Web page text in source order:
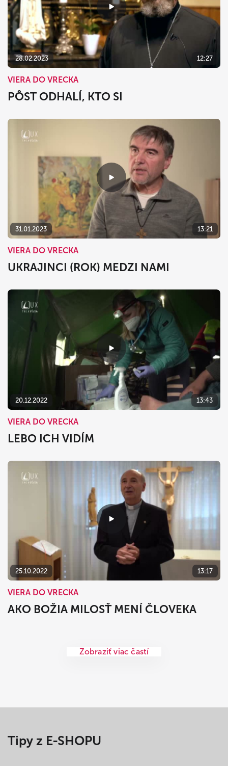
28.02.2023 12:27
VIERA DO VRECKA
PÔST ODHALÍ, KTO SI
31.01.2023 13:21
VIERA DO VRECKA
UKRAJINCI (ROK) MEDZI NAMI
20.12.2022 13:43
VIERA DO VRECKA
LEBO ICH VIDÍM
25.10.2022 13:17
VIERA DO VRECKA
AKO BOŽIA MILOSŤ MENÍ ČLOVEKA
Zobraziť viac častí
Tipy z E-SHOPU